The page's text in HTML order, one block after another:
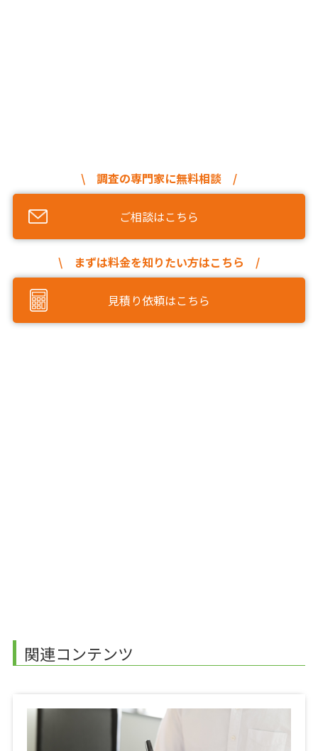
\ 調査の専門家に無料相談 /
ご相談はこちら
\ まずは料金を知りたい方はこちら /
見積り依頼はこちら
関連コンテンツ